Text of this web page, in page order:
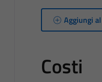
Aggiungi
Costi